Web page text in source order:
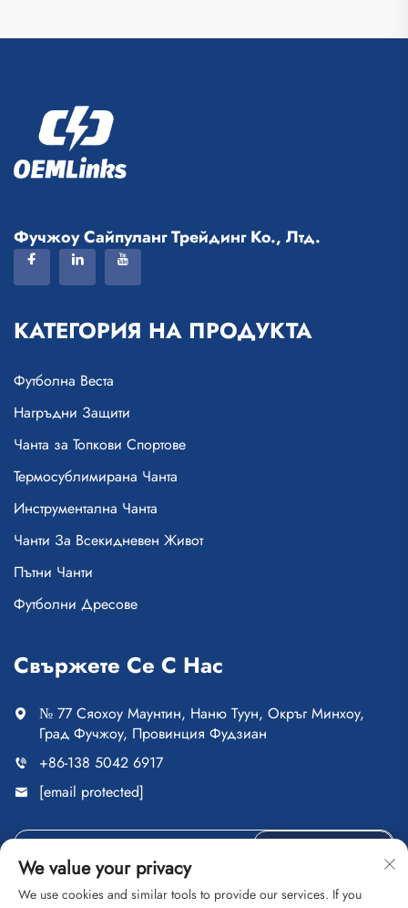
Фучжоу Сайпуланг Трейдинг Ко., Лтд.
КАТЕГОРИЯ НА ПРОДУКТА
Футболна Веста
Нагръдни Защити
Чанта за Топкови Спортове
Термосублимирана Чанта
Инструментална Чанта
Чанти За Всекидневен Живот
Пътни Чанти
Футболни Дресове
Свържете Се С Нас
№ 77 Сяохоу Маунтин, Наню Туун, Окръг Минхоу,
Град Фучжоу, Провинция Фудзиан
+86-138 5042 6917
[email protected]
We value your privacy
We use cookies and similar tools to provide our services. If you